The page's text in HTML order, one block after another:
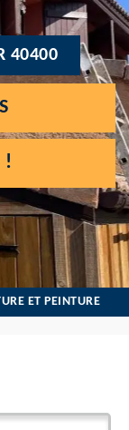
40400
!
ET PEINTURE